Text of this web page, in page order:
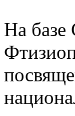
На базе